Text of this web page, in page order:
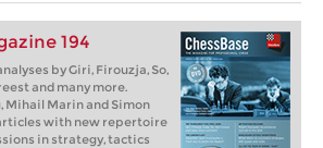
194
by Giri, Firouzja, So,
and many more.
Mihail Marin and Simon
with new repertoire
in strategy, tactics